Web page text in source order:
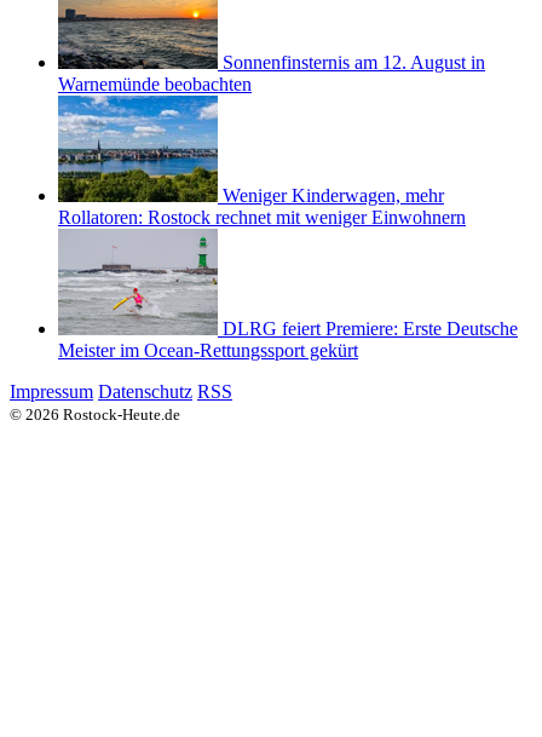
Sonnenfinsternis am 12. August in
Warnemünde beobachten
Weniger Kinderwagen, mehr
Rollatoren: Rostock rechnet mit weniger Einwohnern
DLRG feiert Premiere: Erste Deutsche
Meister im Ocean-Rettungssport gekürt
Impressum Datenschutz RSS
© 2026 Rostock-Heute.de